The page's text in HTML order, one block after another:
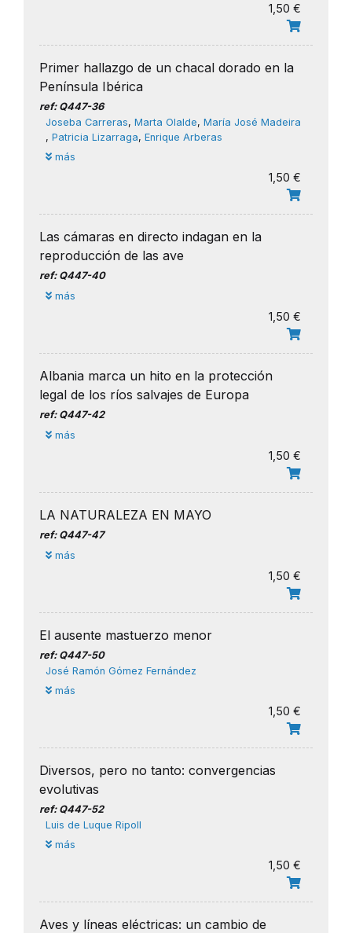
1,50 €
Primer hallazgo de un chacal dorado en la
Península Ibérica
ref: Q447-36
Joseba Carreras, ​Marta Olalde, María José Madeira
, Patricia Lizarraga, ​Enrique Arberas
más
1,50 €
Las cámaras en directo indagan en la
reproducción de las ave
ref: Q447-40
más
1,50 €
Albania marca un hito en la protección
legal de los ríos salvajes de Europa
ref: Q447-42
más
1,50 €
LA NATURALEZA EN MAYO
ref: Q447-47
más
1,50 €
El ausente mastuerzo menor
ref: Q447-50
José Ramón Gómez Fernández
más
1,50 €
Diversos, pero no tanto: convergencias
evolutivas
ref: Q447-52
​Luis de Luque Ripoll
más
1,50 €
Aves y líneas eléctricas: un cambio de